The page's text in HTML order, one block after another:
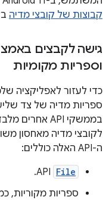
קבוצות של קובצי מדיה
גישה לקבצים
וספריות מקומיות
כדי לעזור לאפליקציה
בממשקי API אחרים מלבד
לקובצי מדיה מאחסון
ה-API האלה כוללים:
File
ספריות מקוריות,